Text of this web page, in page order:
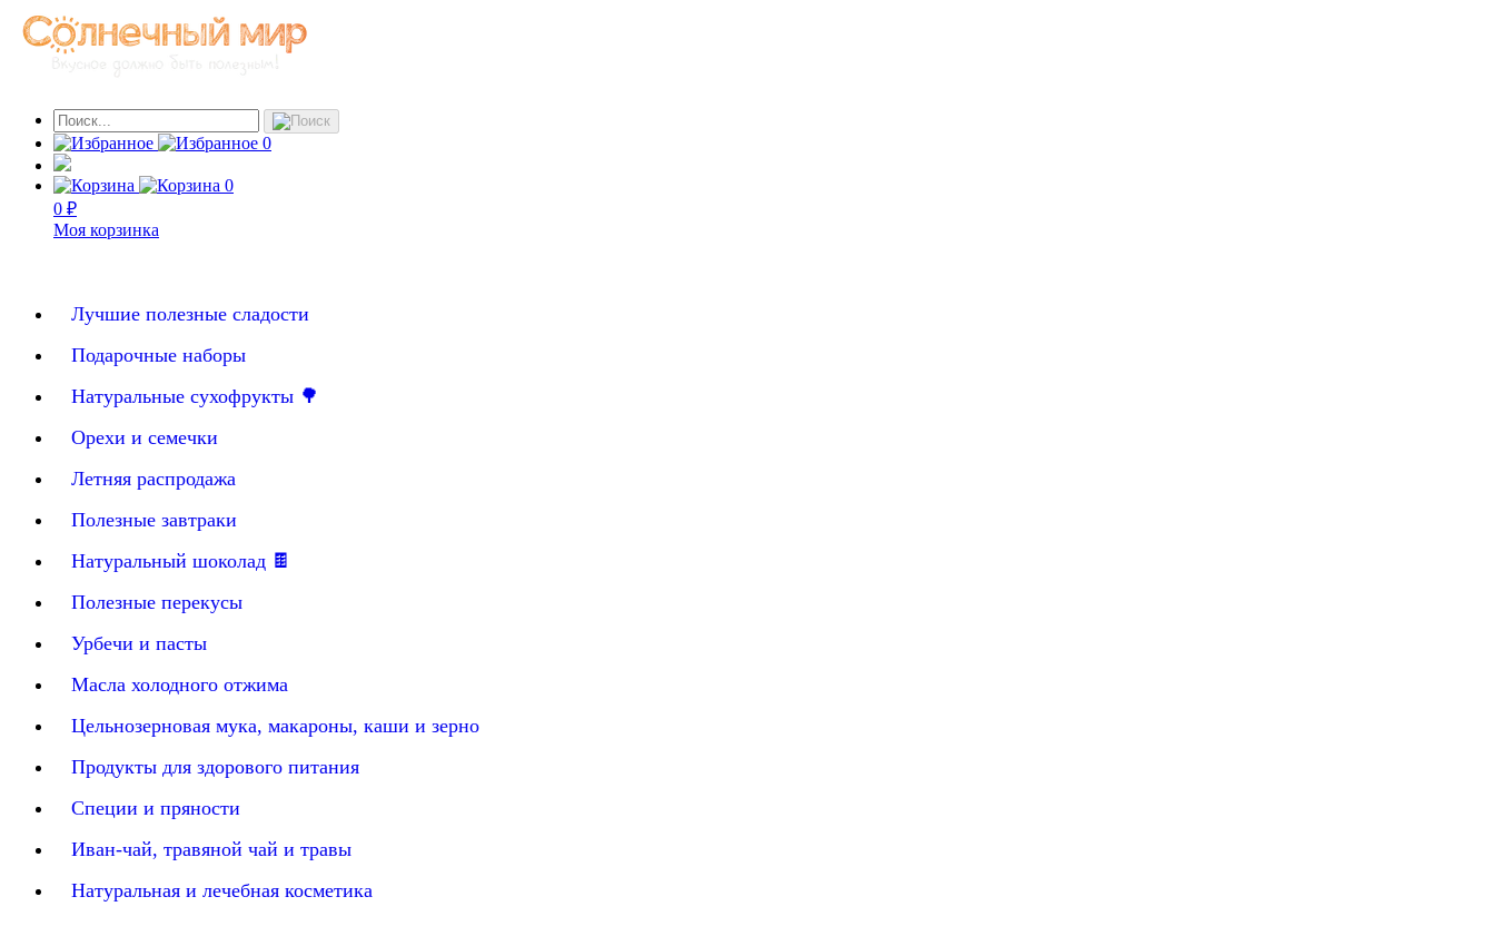
0
0
0 ₽
Моя корзинка
Лучшие полезные сладости
Подарочные наборы
Натуральные сухофрукты 🌳
Орехи и семечки
Летняя распродажа
Полезные завтраки
Натуральный шоколад 🍫
Полезные перекусы
Урбечи и пасты
Масла холодного отжима
Цельнозерновая мука, макароны, каши и зерно
Продукты для здорового питания
Специи и пряности
Иван-чай, травяной чай и травы
Натуральная и лечебная косметика